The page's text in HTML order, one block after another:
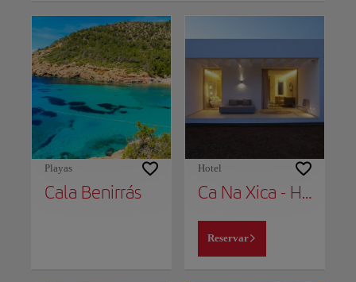
Playas
Cala Benirrás
Hotel
Ca Na Xica - Hotel & Spa
Reservar